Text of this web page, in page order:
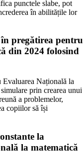
punctele slabe, pot
în abilitățile lor
pregătirea pentru
din 2024 folosind
Națională la
prin crearea unui
a problemelor,
copiilor să își
la
la matematică